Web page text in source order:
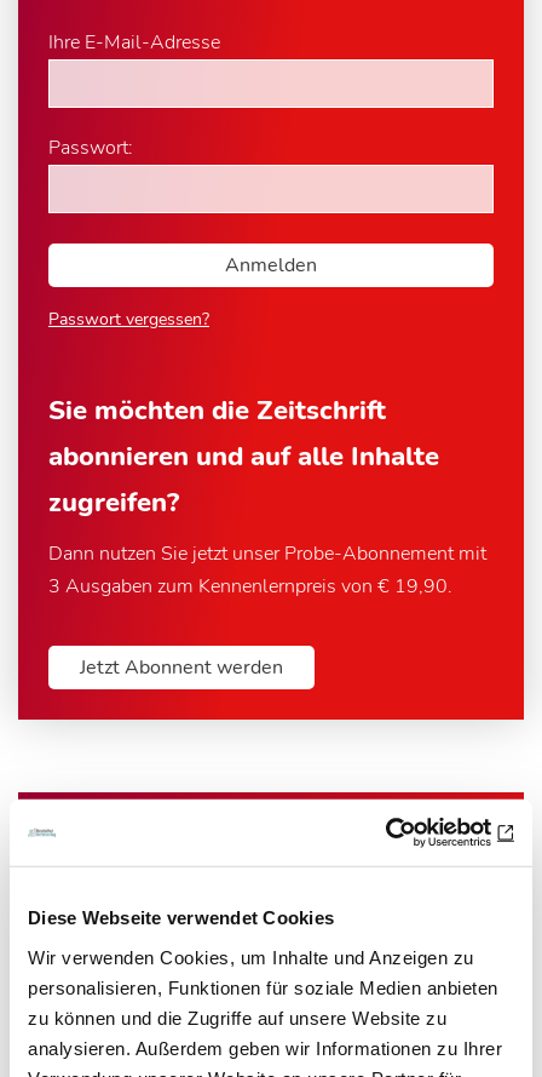
Diese Webseite verwendet Cookies
Wir verwenden Cookies, um Inhalte und Anzeigen zu
personalisieren, Funktionen für soziale Medien anbieten
zu können und die Zugriffe auf unsere Website zu
analysieren. Außerdem geben wir Informationen zu Ihrer
Newsletter­anmeldung
über die wichtigsten Branchen-News, aktuelle
Themen und die neusten Stellenangebote.
E-Mail-Adresse
Ihre E-Mail-Adresse
Passwort:
Passwort vergessen?
Sie möchten die Zeitschrift
abonnieren und auf alle Inhalte
zugreifen?
Dann nutzen Sie jetzt unser Probe-Abonnement mit
3 Ausgaben zum Kennenlernpreis von € 19,90.
Jetzt Abonnent werden